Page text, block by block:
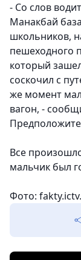
- Со слов
Манакбай
школьников,
пешеходного
который
соскочил с
же момент
вагон, -
Все
мальчик был
Фото: